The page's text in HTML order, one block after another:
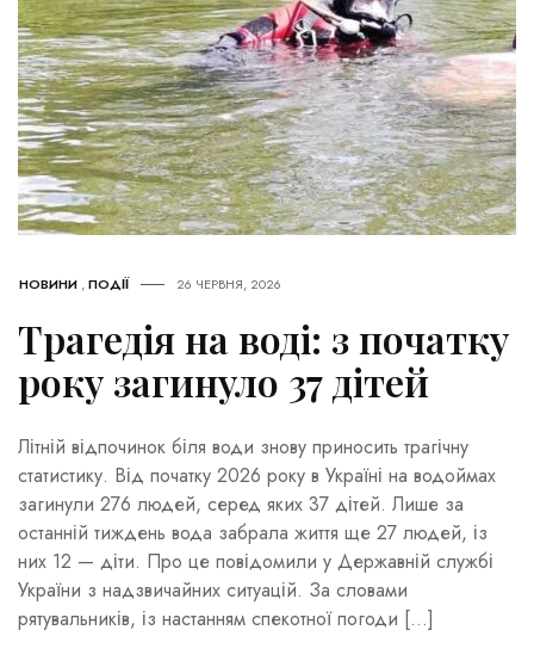
НОВИНИ ,ПОДІЇ 26 ЧЕРВНЯ, 2026
Трагедія на воді: з початку
року загинуло 37 дітей
Літній відпочинок біля води знову приносить трагічну
статистику. Від початку 2026 року в Україні на водоймах
загинули 276 людей, серед яких 37 дітей. Лише за
останній тиждень вода забрала життя ще 27 людей, із
них 12 — діти. Про це повідомили у Державній службі
України з надзвичайних ситуацій. За словами
рятувальників, із настанням спекотної погоди […]